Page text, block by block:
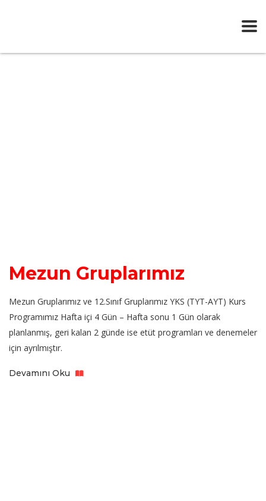
Mezun Gruplarımız
Mezun Gruplarımız ve 12.Sınıf Gruplarımız YKS (TYT-AYT) Kurs
Programımız Hafta içi 4 Gün – Hafta sonu 1 Gün olarak
planlanmış, geri kalan 2 günde ise etüt programları ve denemeler
için ayrılmıştır.
Devamını Oku